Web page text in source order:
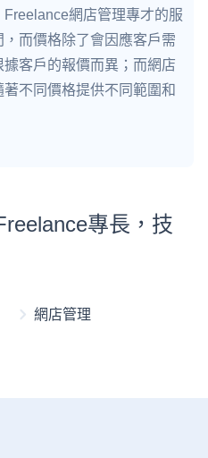
網店管理專才的服
而價格除了會因應客戶需
客戶的報價而異；而網店
不同價格提供不同範圍和
專長，技
網店管理